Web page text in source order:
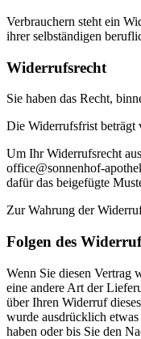
Verbrauchern steht ein
ihrer selbständigen
Widerrufsrecht
Sie haben das Recht,
Die Widerrufsfrist beträgt
Um Ihr Widerrufsrecht
office@sonnenhof-
dafür das beigefügte
Zur Wahrung der
Folgen des
Wenn Sie diesen Vertrag
eine andere Art der
über Ihren Widerruf
wurde ausdrücklich
haben oder bis Sie den